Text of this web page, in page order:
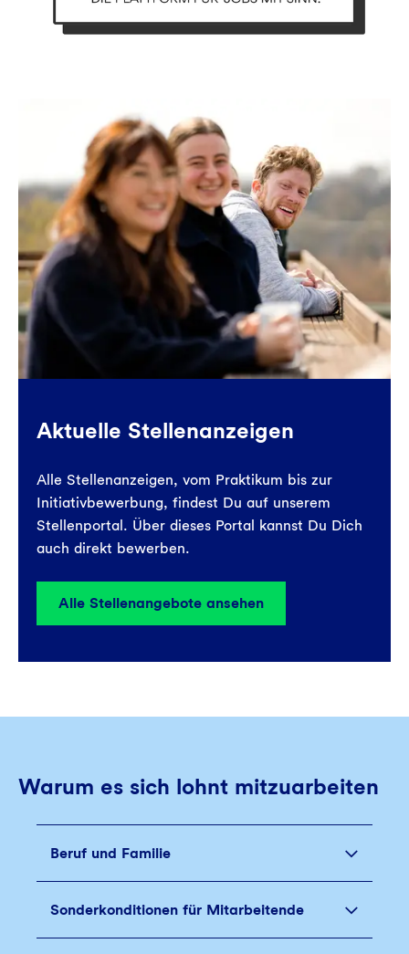
Aktuelle Stellenanzeigen
Alle Stellenanzeigen, vom Praktikum bis zur
Initiativbewerbung, findest Du auf unserem
Stellenportal. Über dieses Portal kannst Du Dich
auch direkt bewerben.
Alle Stellenangebote ansehen
Warum es sich lohnt mitzuarbeiten
Beruf und Familie
Wir bieten Dir an unserem Standort in
Bochum ein Eltern-Kind-Büro.
Sonderkonditionen für Mitarbeitende